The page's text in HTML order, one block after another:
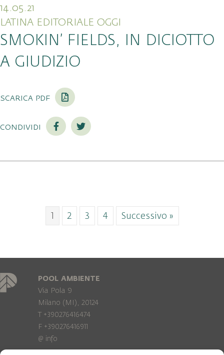
14.05.21
LATINA EDITORIALE OGGI
SMOKIN’ FIELDS, IN DICIOTTO
A GIUDIZIO
scarica pdf
condividi
1 2 3 4 Successivo »
POOL AMBIENTE
Via Pola 9
Milano (MI), 20124
T +390276416474
F +390276416911
@ info